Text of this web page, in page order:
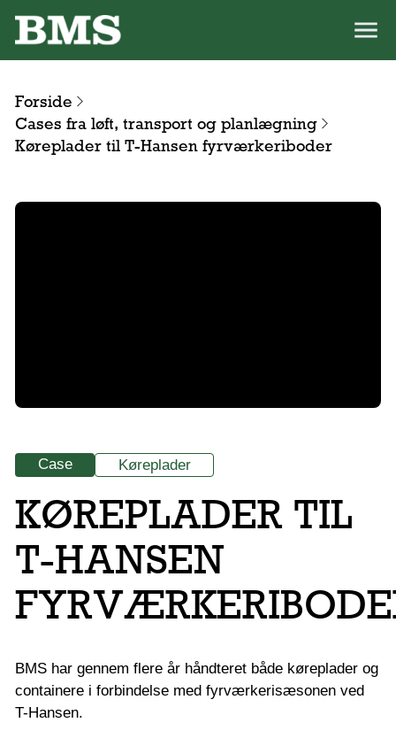
Forside
Cases fra løft, transport og planlægning
Køreplader til T-Hansen fyrværkeriboder
Case Køreplader
KØREPLADER TIL
T-HANSEN
BMS har gennem flere år håndteret både køreplader og
containere i forbindelse med fyrværkerisæsonen ved
T-Hansen.